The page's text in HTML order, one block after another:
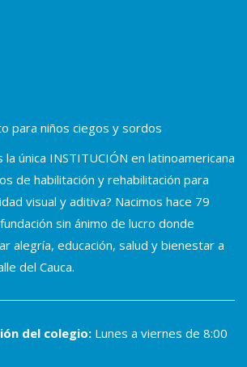
la única INSTITUCIÓN en latinoamericana
de habilitación y rehabilitación para
visual y aditiva? Nacimos hace 79
sin ánimo de lucro donde
alegría, educación, salud y bienestar a
del Cauca.
del colegio: Lunes a viernes de 8:00